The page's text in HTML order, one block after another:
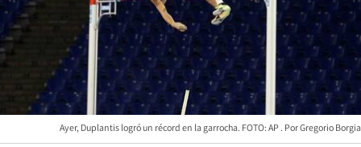
Ayer, Duplantis logró un récord en la garrocha. FOTO: AP Gregorio Borgia